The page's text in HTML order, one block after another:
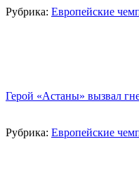
Рубрика: Европейские
Герой «Астаны» вызвал
Рубрика: Европейские